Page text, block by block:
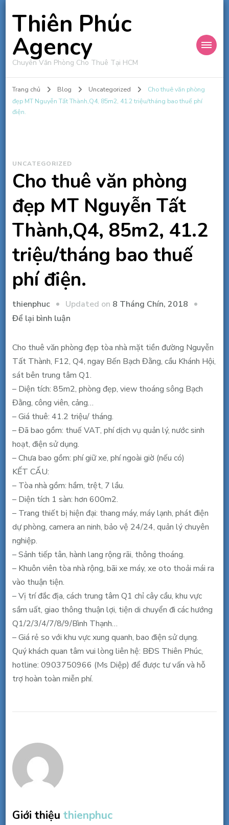
Thiên Phúc
Agency
Chuyên Văn Phòng Cho Thuê Tại HCM
Trang chủ Blog Uncategorized
Cho thuê văn phòng
đẹp MT Nguyễn Tất Thành,Q4, 85m2, 41.2 triệu/tháng bao thuế phí
điện.
UNCATEGORIZED
Cho thuê văn phòng
đẹp MT Nguyễn Tất
Thành,Q4, 85m2, 41.2
triệu/tháng bao thuế
phí điện.
thienphuc Updated on 8 Tháng Chín, 2018
Để lại bình luậntại
thuê
văn
phòng
đẹp
MT
Nguyễn
Tất
Thành,Q4,
85m2,
triệu/tháng
bao
thuế
phí
Cho thuê văn phòng đẹp tòa nhà mặt tiền đường Nguyễn
Tất Thành, F12, Q4, ngay Bến Bạch Đằng, cầu Khánh Hội,
sát bên trung tâm Q1.
– Diện tích: 85m2, phòng đẹp, view thoáng sông Bạch
Đằng, công viên, cảng…
– Giá thuê: 41.2 triệu/ tháng.
– Đã bao gồm: thuế VAT, phí dịch vụ quản lý, nước sinh
hoạt, điện sử dụng.
– Chưa bao gồm: phí giữ xe, phí ngoài giờ (nếu có)
KẾT CẤU:
– Tòa nhà gồm: hầm, trệt, 7 lầu.
– Diện tích 1 sàn: hơn 600m2.
– Trang thiết bị hiện đại: thang máy, máy lạnh, phát điện
dự phòng, camera an ninh, bảo vệ 24/24, quản lý chuyên
nghiệp.
– Sảnh tiếp tân, hành lang rộng rãi, thông thoáng.
– Khuôn viên tòa nhà rộng, bãi xe máy, xe oto thoải mái ra
vào thuận tiện.
– Vị trí đắc địa, cách trung tâm Q1 chỉ cây cầu, khu vực
sầm uất, giao thông thuận lợi, tiện di chuyển đi các hướng
Q1/2/3/4/7/8/9/Bình Thạnh…
– Giá rẻ so với khu vực xung quanh, bao điện sử dụng.
Quý khách quan tâm vui lòng liên hệ: BĐS Thiên Phúc,
hotline: 0903750966 (Ms Diệp) để được tư vấn và hỗ
trợ hoàn toàn miễn phí.
Giới thiệu thienphuc